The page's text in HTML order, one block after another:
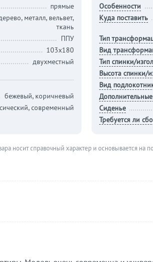
прямые
металл, вельвет,
ткань
ППУ
103х180
двухместный
бежевый, коричневый
современный
Особенности
Куда поставить
Тип
Вид
Тип спинки/
Высота спинки/
Вид
Сиденье
Требуется ли
носит справочный характер и основывается на